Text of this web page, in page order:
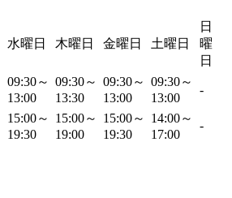
水曜日 木曜日 金曜日 土曜日
日
曜
日
09:30～
13:00
09:30～
13:30
09:30～
13:00
09:30～
13:00
-
15:00～
19:30
15:00～
19:00
15:00～
19:30
14:00～
17:00
-